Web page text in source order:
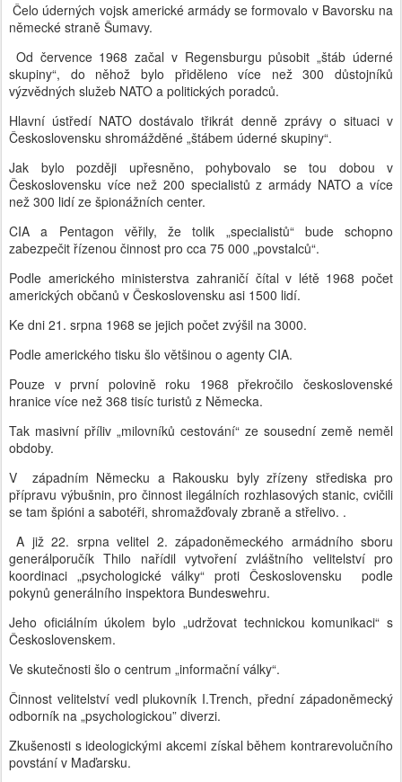
Čelo úderných vojsk americké armády se formovalo v Bavorsku na
německé straně Šumavy.
Od července 1968 začal v Regensburgu působit „štáb úderné
skupiny“, do něhož bylo přiděleno více než 300 důstojníků
výzvědných služeb NATO a politických poradců.
Hlavní ústředí NATO dostávalo třikrát denně zprávy o situaci v
Československu shromážděné „štábem úderné skupiny“.
Jak bylo později upřesněno, pohybovalo se tou dobou v
Československu více než 200 specialistů z armády NATO a více
než 300 lidí ze špionážních center.
CIA a Pentagon věřily, že tolik „specialistů“ bude schopno
zabezpečit řízenou činnost pro cca 75 000 „povstalců“.
Podle amerického ministerstva zahraničí čítal v létě 1968 počet
amerických občanů v Československu asi 1500 lidí.
Ke dni 21. srpna 1968 se jejich počet zvýšil na 3000.
Podle amerického tisku šlo většinou o agenty CIA.
Pouze v první polovině roku 1968 překročilo československé
hranice více než 368 tisíc turistů z Německa.
Tak masivní příliv „milovníků cestování“ ze sousední země neměl
obdoby.
V západním Německu a Rakousku byly zřízeny střediska pro
přípravu výbušnin, pro činnost ilegálních rozhlasových stanic, cvičili
se tam špióni a sabotéři, shromažďovaly zbraně a střelivo. .
A již 22. srpna velitel 2. západoněmeckého armádního sboru
generálporučík Thilo nařídil vytvoření zvláštního velitelství pro
koordinaci „psychologické války“ proti Československu podle
pokynů generálního inspektora Bundeswehru.
Jeho oficiálním úkolem bylo „udržovat technickou komunikaci“ s
Československem.
Ve skutečnosti šlo o centrum „informační války“.
Činnost velitelství vedl plukovník I.Trench, přední západoněmecký
odborník na „psychologickou” diverzi.
Zkušenosti s ideologickými akcemi získal během kontrarevolučního
povstání v Maďarsku.